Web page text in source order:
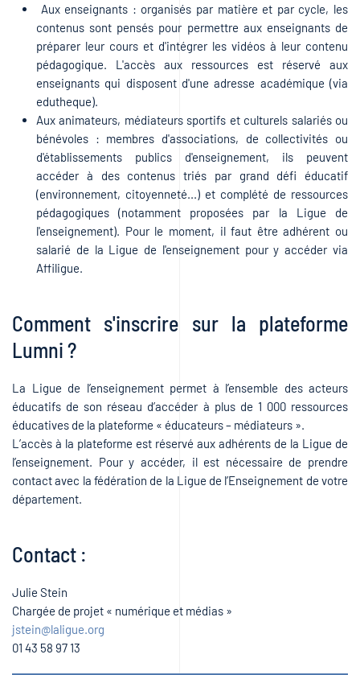
Aux enseignants : organisés par matière et par cycle, les
contenus sont pensés pour permettre aux enseignants de
préparer leur cours et d'intégrer les vidéos à leur contenu
pédagogique. L'accès aux ressources est réservé aux
enseignants qui disposent d'une adresse académique (via
edutheque).
Aux animateurs, médiateurs sportifs et culturels salariés ou
bénévoles : membres d'associations, de collectivités ou
d'établissements publics d'enseignement, ils peuvent
accéder à des contenus triés par grand défi éducatif
(environnement, citoyenneté...) et complété de ressources
pédagogiques (notamment proposées par la Ligue de
l'enseignement). Pour le moment, il faut être adhérent ou
salarié de la Ligue de l'enseignement pour y accéder via
Affiligue.
Comment s'inscrire sur la plateforme
Lumni ?
La Ligue de l’enseignement permet à l’ensemble des acteurs
éducatifs de son réseau d’accéder à plus de 1 000 ressources
éducatives de la plateforme « éducateurs – médiateurs ».
L’accès à la plateforme est réservé aux adhérents de la Ligue de
l’enseignement. Pour y accéder, il est nécessaire de prendre
contact avec la fédération de la Ligue de l’Enseignement de votre
département.
Contact :
Julie Stein
Chargée de projet « numérique et médias »
jstein@laligue.org
01 43 58 97 13